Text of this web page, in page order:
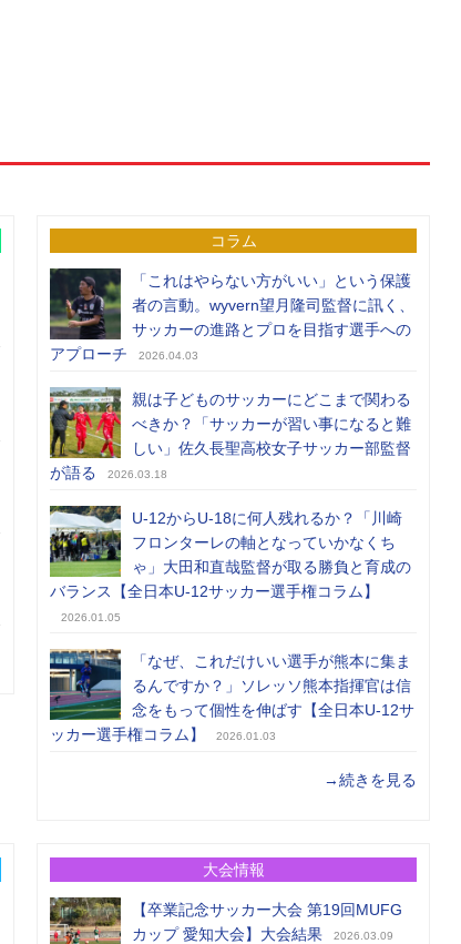
コラム
「これはやらない方がいい」という保護
者の言動。wyvern望月隆司監督に訊く、
サッカーの進路とプロを目指す選手への
アプローチ
2026.04.03
親は子どものサッカーにどこまで関わる
べきか？「サッカーが習い事になると難
しい」佐久長聖高校女子サッカー部監督
が語る
2026.03.18
U-12からU-18に何人残れるか？「川崎
フロンターレの軸となっていかなくち
ゃ」大田和直哉監督が取る勝負と育成の
バランス【全日本U-12サッカー選手権コラム】
2026.01.05
「なぜ、これだけいい選手が熊本に集ま
るんですか？」ソレッソ熊本指揮官は信
念をもって個性を伸ばす【全日本U-12サ
ッカー選手権コラム】
2026.01.03
→続きを見る
大会情報
【卒業記念サッカー大会 第19回MUFG
カップ 愛知大会】大会結果
2026.03.09